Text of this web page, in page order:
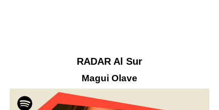
RADAR Al Sur
Magui Olave